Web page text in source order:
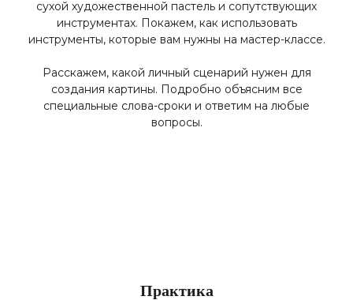
сухой художественной пастель и сопутствующих
инструментах. Покажем, как использовать
инструменты, которые вам нужны на мастер-классе.
Расскажем, какой личный сценарий нужен для
создания картины. Подробно объясним все
специальные слова-сроки и ответим на любые
вопросы.
Практика